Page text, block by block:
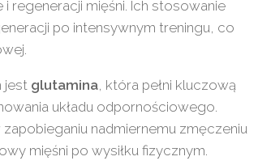
regeneracji mięśni. Ich stosowanie
po intensywnym treningu, co
jest glutamina , która pełni kluczową
układu odpornościowego.
nadmiernemu zmęczeniu
mięśni po wysiłku fizycznym.